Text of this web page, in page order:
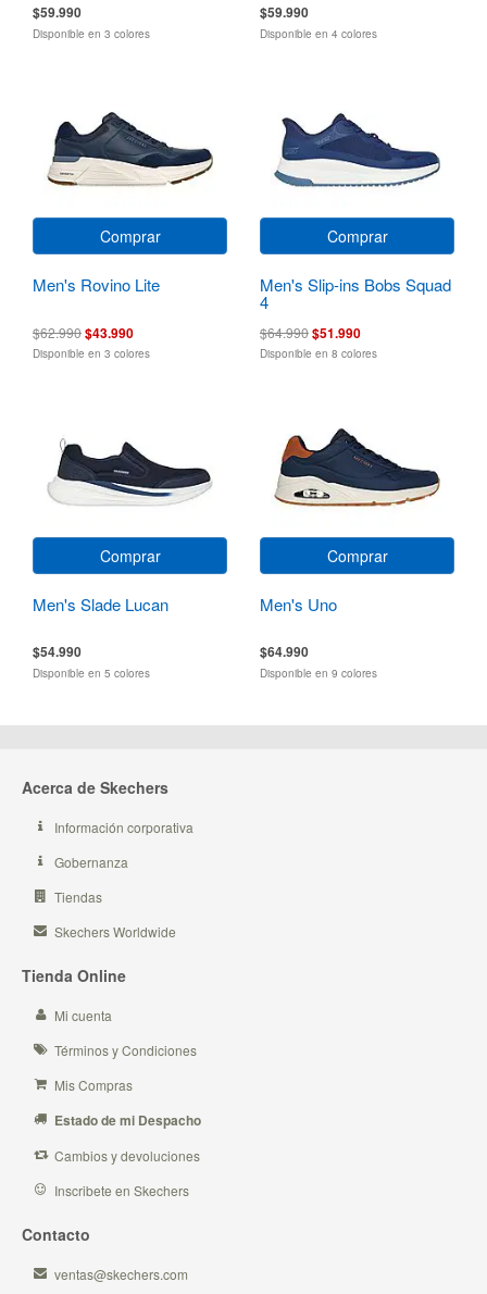
$59.990
Disponible en 3 colores
$59.990
Disponible en 4 colores
Comprar
Men's Rovino Lite
$62.990$43.990
Disponible en 3 colores
Comprar
Men's Slip-ins Bobs Squad
4
$64.990$51.990
Disponible en 8 colores
Comprar
Men's Slade Lucan
$54.990
Disponible en 5 colores
Comprar
Men's Uno
$64.990
Disponible en 9 colores
Acerca de Skechers
Información corporativa
Gobernanza
Tiendas
Skechers Worldwide
Tienda Online
Mi cuenta
Términos y Condiciones
Mis Compras
Estado de mi Despacho
Cambios y devoluciones
Inscribete en Skechers
Contacto
ventas@skechers.com